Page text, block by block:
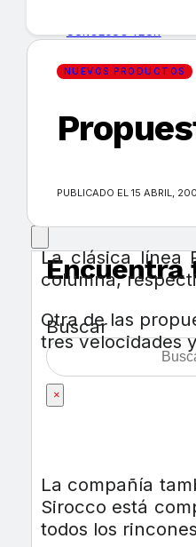
MERCADOS Y
Encuentra
Buscar
×
NUEVOS PRODUCTOS
PUBLICADO EL 15 ABRIL,
La clásica línea
columna,
Otra de las
tres velocidades
La compañía
Sirocco está
todos los